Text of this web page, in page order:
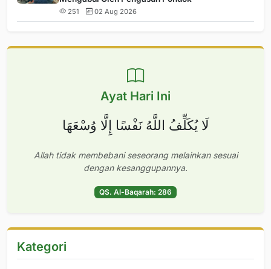
251 02 Aug 2026
Ayat Hari Ini
لَا يُكَلِّفُ اللَّهُ نَفْسًا إِلَّا وُسْعَهَا
Allah tidak membebani seseorang melainkan sesuai
dengan kesanggupannya.
QS. Al-Baqarah: 286
Kategori